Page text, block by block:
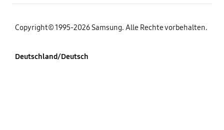
Copyright© 1995-2026 Samsung. Alle Rechte vorbehalten.
Deutschland/Deutsch